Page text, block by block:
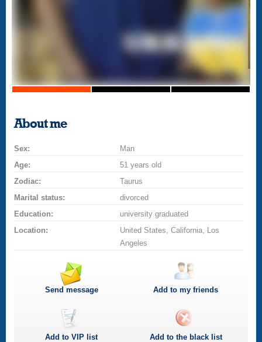
About me
Sex:
Man
Age:
51 years old
Zodiac:
Taurus
Marital status:
divorced
Education:
university graduated
Location:
United States, California, Los
Angeles
Send message Add to my friends
Add toVIP list Add to the black list